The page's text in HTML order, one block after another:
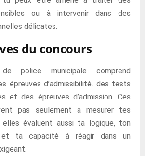
ou à intervenir dans des
délicates.
du concours
police municipale comprend
épreuves d’admissibilité, des tests
et des épreuves d’admission. Ces
pas seulement à mesurer tes
elles évaluent aussi ta logique, ton
et ta capacité à réagir dans un